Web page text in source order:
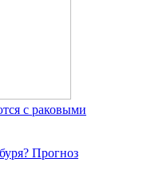
с раковыми
Прогноз